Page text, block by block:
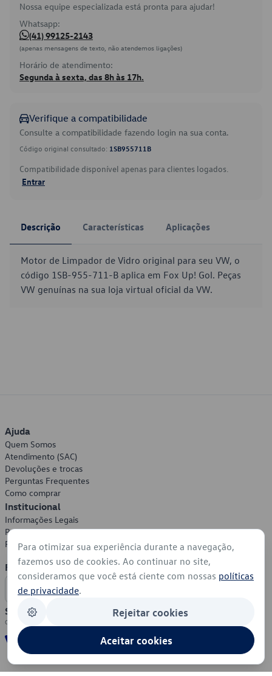
Nossa equipe especializada está pronta para ajudar!
Whatsapp:
(41) 99125-2143
(apenas mensagens de texto, não atendemos ligações)
Horário de atendimento:
Segunda à sexta, das 8h às 17h.
Verifique a compatibilidade
Consulte a compatibilidade fazendo login na sua conta.
Código original consultado: 1SB955711B
Compatibilidade disponível apenas para clientes logados.
Entrar
Descrição Características Aplicações
Motor de Limpador de Vidro original para seu VW, o
código 1SB-955-711-B aplica em Fox Up! Gol. Peças
VW genuínas na sua loja virtual oficial da VW.
Ajuda
Quem Somos
Atendimento (SAC)
Devoluções e trocas
Perguntas Frequentes
Como comprar
Institucional
Informações Legais
Política de Privacidade
Política de Cookies
Formas de Pagamento
Segurança
Para otimizar sua experiência durante a navegação,
fazemos uso de cookies. Ao continuar no site,
consideramos que você está ciente com nossas políticas
de privacidade.
Rejeitar cookies
Aceitar cookies